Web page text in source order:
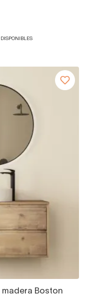
DISPONIBLES
Boston